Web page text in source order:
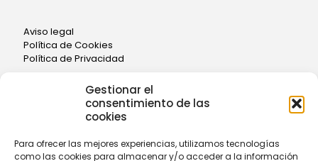
Gestionar el
consentimiento de las
cookies
Para ofrecer las mejores experiencias, utilizamos tecnologías
como las cookies para almacenar y/o acceder a la información
Aviso legal
Política de Cookies
Política de Privacidad